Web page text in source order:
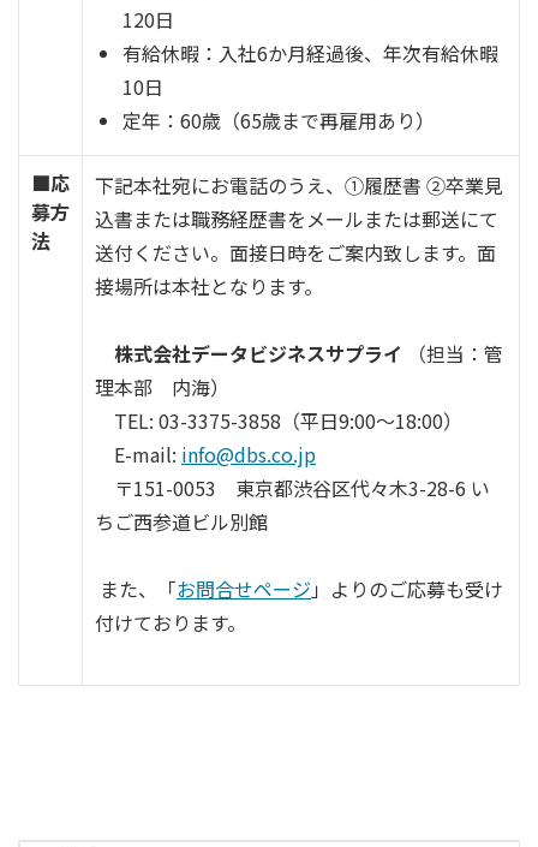
120日
有給休暇：入社6か月経過後、年次有給休暇
10日
定年：60歳（65歳まで再雇用あり）
■応
募方
法
下記本社宛にお電話のうえ、①履歴書 ②卒業見
込書または職務経歴書をメールまたは郵送にて
送付ください。面接日時をご案内致します。 面
接場所は本社となります。
株式会社データビジネスサプライ （担当：管
理本部 内海）
TEL: 03-3375-3858（平日9:00～18:00）
E-mail: info@dbs.co.jp
〒151-0053 東京都渋谷区代々木3-28-6 い
ちご西参道ビル別館
また、「お問合せページ 」よりのご応募も受け
付けております。